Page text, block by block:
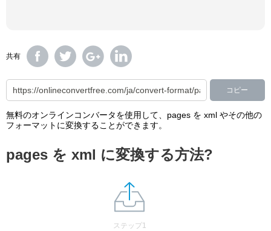
共有
コピー
無料のオンラインコンバータを使用して、pages を xml やその他の
フォーマットに変換することができます。
pages を xml に変換する方法?
ステップ1